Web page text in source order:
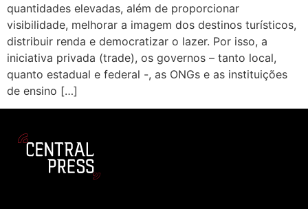
quantidades elevadas, além de proporcionar
visibilidade, melhorar a imagem dos destinos turísticos,
distribuir renda e democratizar o lazer. Por isso, a
iniciativa privada (trade), os governos – tanto local,
quanto estadual e federal -, as ONGs e as instituições
de ensino […]